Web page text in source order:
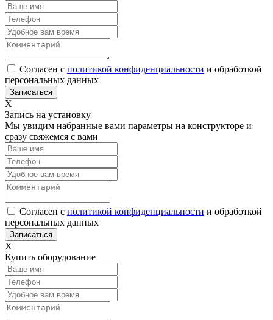
Согласен с политикой конфиденциальности и обработкой
персональных данных
Х
Запись на установку
Мы увидим набранные вами параметры на конструкторе и
сразу свяжемся с вами
Согласен с политикой конфиденциальности и обработкой
персональных данных
Х
Купить оборудование